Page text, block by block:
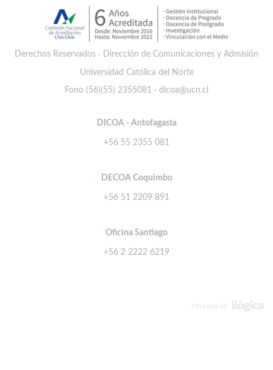
Derechos Reservados · Dirección de Comunicaciones y Admisión
Universidad Católica del Norte
Fono (56)(55) 2355081 · dicoa@ucn.cl
DICOA - Antofagasta
+56 55 2355 081
DECOA Coquimbo
+56 51 2209 891
Oficina Santiago
+56 2 2222 6219